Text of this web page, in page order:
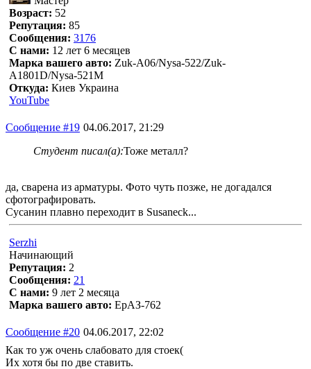
Возраст: 52
Репутация: 85
Сообщения: 3176
С нами: 12 лет 6 месяцев
Марка вашего авто: Zuk-A06/Nysa-522/Zuk-
A1801D/Nysa-521M
Откуда: Киев Украина
YouTube
Сообщение #19 04.06.2017, 21:29
Студент писал(а):Тоже металл?
да, сварена из арматуры. Фото чуть позже, не догадался
сфотографировать.
Сусанин плавно переходит в Susaneck...
Serzhi
Начинающий
Репутация: 2
Сообщения: 21
С нами: 9 лет 2 месяца
Марка вашего авто: ЕрАЗ-762
Сообщение #20 04.06.2017, 22:02
Как то уж очень слабовато для стоек(
Их хотя бы по две ставить.